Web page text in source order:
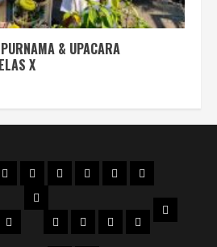
& UPACARA
X
DENAHMAPSSEJARAH
AKREDITASI
SERTIFIKAT
FILOSOFI
LOGO
Tata
WKS
WKS
1
WKS
2
WKSWKS
VISI